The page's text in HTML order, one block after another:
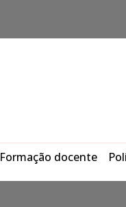
Formação docente